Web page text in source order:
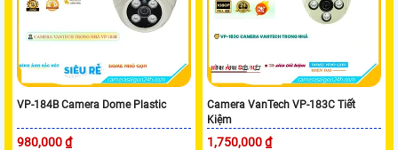
VP-184B Camera Dome Plastic
980,000 ₫
Camera VanTech VP-183C Tiết
Kiệm
1,750,000 ₫